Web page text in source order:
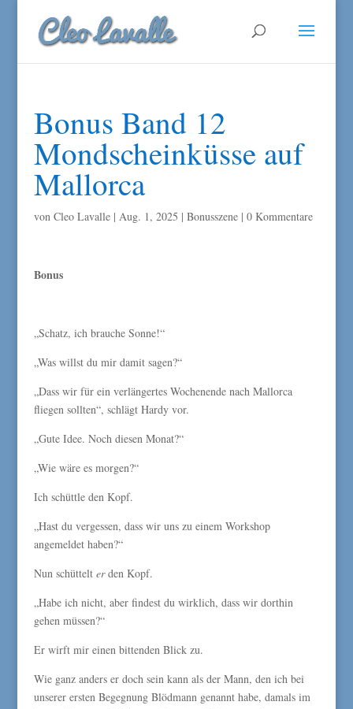
Bonus Band 12
Mondscheinküsse auf
Mallorca
von Cleo Lavalle| Aug. 1, 2025 | Bonusszene| 0 Kommentare
Bonus
„Schatz, ich brauche Sonne!“
„Was willst du mir damit sagen?“
„Dass wir für ein verlängertes Wochenende nach Mallorca
fliegen sollten“, schlägt Hardy vor.
„Gute Idee. Noch diesen Monat?“
„Wie wäre es morgen?“
Ich schüttle den Kopf.
„Hast du vergessen, dass wir uns zu einem Workshop
angemeldet haben?“
Nun schüttelt erden Kopf.
„Habe ich nicht, aber findest du wirklich, dass wir dorthin
gehen müssen?“
Er wirft mir einen bittenden Blick zu.
Wie ganz anders er doch sein kann als der Mann, den ich bei
unserer ersten Begegnung Blödmann genannt habe, damals im